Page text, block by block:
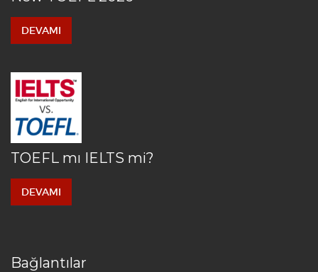
DEVAMI
TOEFL mı IELTS mi?
DEVAMI
Bağlantılar